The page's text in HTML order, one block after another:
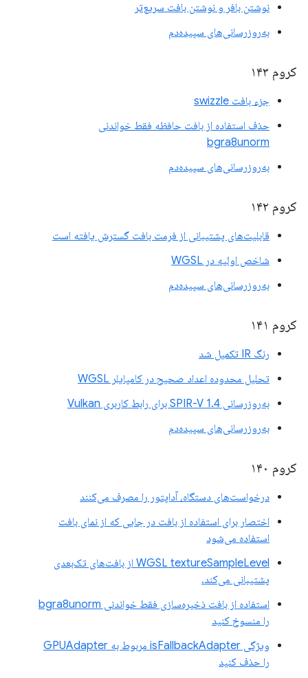
نوشتن بافر و نوشتن بافت سریع‌تر
به‌روزرسانی‌های سپیده‌دم
کروم ۱۴۳
جزء بافت swizzle
حذف استفاده از بافت حافظه فقط خواندنی
bgra8unorm
به‌روزرسانی‌های سپیده‌دم
کروم ۱۴۲
قابلیت‌های پشتیبانی از فرمت بافت گسترش یافته است
شاخص اولیه در WGSL
به‌روزرسانی‌های سپیده‌دم
کروم ۱۴۱
رنگ IR تکمیل شد
تحلیل محدوده اعداد صحیح در کامپایلر WGSL
به‌روزرسانی SPIR-V 1.4 برای رابط کاربری Vulkan
به‌روزرسانی‌های سپیده‌دم
کروم ۱۴۰
درخواست‌های دستگاه، آداپتور را مصرف می‌کنند
اختصار برای استفاده از بافت در جایی که از نمای بافت
استفاده می‌شود
WGSL textureSampleLevel از بافت‌های تک‌بعدی
پشتیبانی می‌کند.
استفاده از بافت ذخیره‌سازی فقط خواندنی bgra8unorm
را منسوخ کنید
ویژگی isFallbackAdapter مربوط به GPUAdapter
را حذف کنید